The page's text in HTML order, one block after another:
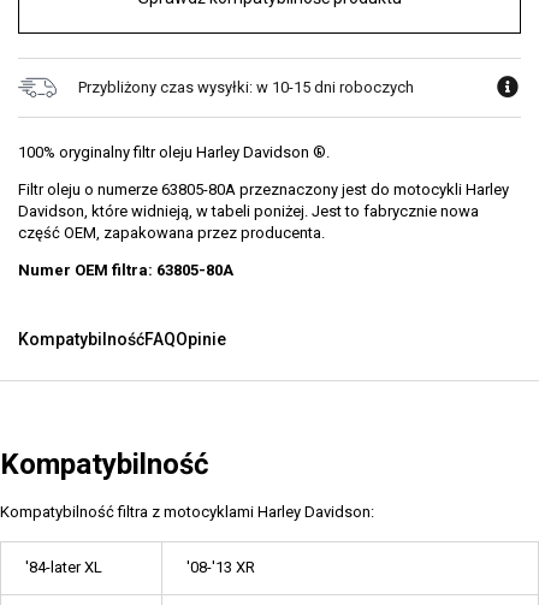
Przybliżony czas wysyłki: w 10-15 dni roboczych
100% oryginalny filtr oleju Harley Davidson ®.
Filtr oleju o numerze 63805-80A przeznaczony jest do motocykli Harley
Davidson, które widnieją, w tabeli poniżej. Jest to fabrycznie nowa
część OEM, zapakowana przez producenta.
Numer OEM filtra: 63805-80A
KompatybilnośćFAQOpinie
Kompatybilność
Kompatybilność filtra z motocyklami Harley Davidson:
'84-later XL '08-'13 XR